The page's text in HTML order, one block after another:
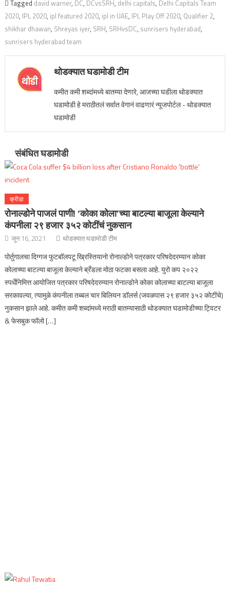
Tagged david warner, DC, DCvsSRH, delhi capitals, Delhi Capitals Team
2020, IPL 2020, ipl featured 2020, ipl in UAE, IPL Play Off 2020, Qualifier 2,
shikhar dhawan, Shreyas iyer, SRH, SRHvsDC, sunrisers hyderabad,
sunrisers hyderabad team
थोडक्यात घडामोडी टीम
कमीत कमी शब्दांमध्ये बातम्या देणारे, आजच्या घडीला थोडक्यात
घडामोडी हे मराठीतलं सर्वात वेगानं वाढणारं न्यूजपोर्टल - थोडक्यात
घडामोडी
संबंधित घडामोडी
क्रीडा
रोनाल्डोने पाजलं पाणी! ‘कोका कोला’च्या बाटल्या बाजूला केल्याने
कंपनीला २९ हजार ३५२ कोटींचं नुकसान
जून 16, 2021 थोडक्यात घडामोडी टीम
पोर्तुगालचा दिग्गज फुटबॉलपटू ख्रिस्तियानो रोनाल्डोने पत्रकार परिषदेदरम्यान कोका
कोलाच्या बाटल्या बाजूला केल्याने ब्रँडला मोठा फटका बसला आहे. युरो कप २०२२
स्पर्धेनिमित्त आयोजित पत्रकार परिषदेदरम्यान रोनाल्डोने कोका कोलाच्या बाटल्या बाजूला
सरकावल्या, त्यामुळे कंपनीला तब्बल चार बिलियन डॉलर्स (जवळपास २९ हजार ३५२ कोटींचे)
नुकसान झाले आहे. कमीत कमी शब्दांमध्ये मराठी बातम्यासाठी थोडक्यात घडामोडीच्या ट्विटर
& फेसबुक फॉलो […]